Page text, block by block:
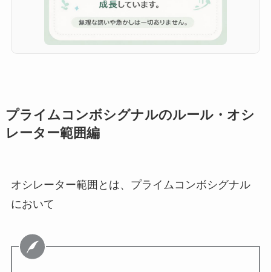
プライムコンボシグナルのルール・オシ
レーター範囲編
オシレーター範囲とは、プライムコンボシグナル
において